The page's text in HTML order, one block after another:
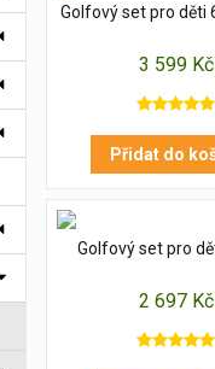
Golfový set pro děti
3 599 Kč
Přidat do
Golfový set pro
2 697 Kč